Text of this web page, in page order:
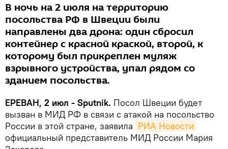
В ночь на 2 июля на территорию
посольства РФ в Швеции были
направлены два дрона: один сбросил
контейнер с красной краской, второй, к
которому был прикреплен муляж
взрывного устройства, упал рядом со
зданием посольства.
ЕРЕВАН, 2 июл - Sputnik. Посол Швеции будет
вызван в МИД РФ в связи с атакой на посольство
России в этой стране, заявила РИА Новости
официальный представитель МИД России Мария